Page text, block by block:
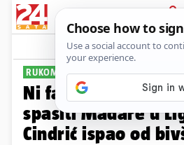
PRIJAVA
Sport
RUKOMETNA LIGA PRVAKA
Ni fantastičan
spasiti Mađare u
Cindrić ispao od